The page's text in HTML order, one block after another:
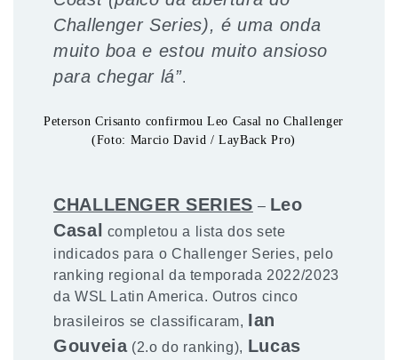
Challenger Series), é uma onda
muito boa e estou muito ansioso
para chegar lá”.
Peterson Crisanto confirmou Leo Casal no Challenger
(Foto: Marcio David / LayBack Pro)
CHALLENGER SERIES – Leo
Casal completou a lista dos sete
indicados para o Challenger Series, pelo
ranking regional da temporada 2022/2023
da WSL Latin America. Outros cinco
brasileiros se classificaram, Ian
Gouveia(2.o do ranking), Lucas